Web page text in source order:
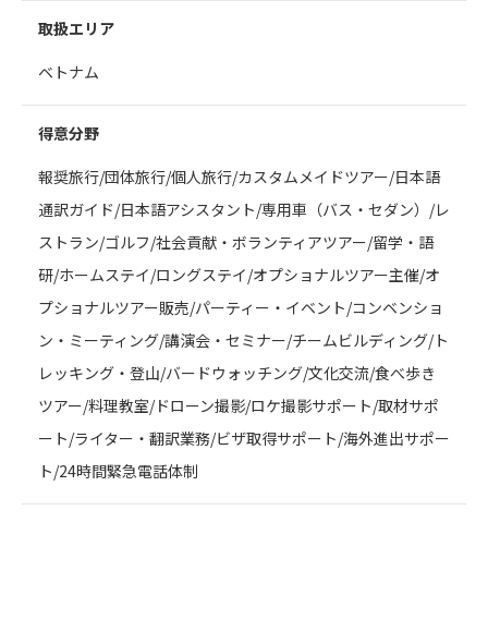
取扱エリア
ベトナム
得意分野
報奨旅行/団体旅行/個人旅行/カスタムメイドツアー/日本語
通訳ガイド/日本語アシスタント/専用車（バス・セダン）/レ
ストラン/ゴルフ/社会貢献・ボランティアツアー/留学・語
研/ホームステイ/ロングステイ/オプショナルツアー主催/オ
プショナルツアー販売/パーティー・イベント/コンベンショ
ン・ミーティング/講演会・セミナー/チームビルディング/ト
レッキング・登山/バードウォッチング/文化交流/食べ歩き
ツアー/料理教室/ドローン撮影/ロケ撮影サポート/取材サポ
ート/ライター・翻訳業務/ビザ取得サポート/海外進出サポー
ト/24時間緊急電話体制